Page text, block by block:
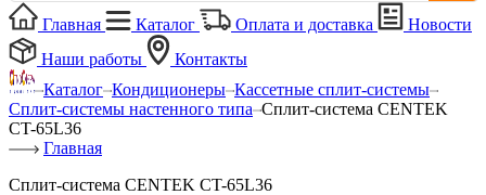
Главная Каталог Оплата и доставка
Новости
Наши работы
Контакты
Каталог Кондиционеры Кассетные сплит-системы
Сплит-системы настенного типа Сплит-система CENTEK
CT-65L36
Главная
Сплит-система CENTEK CT-65L36